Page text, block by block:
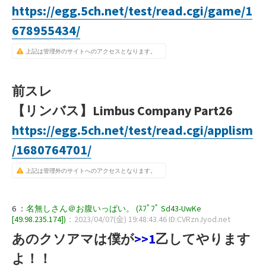
https://egg.5ch.net/test/read.cgi/game/1
678955434/
上記は管理外のサイトへのアクセスとなります。
前スレ
【リンバス】Limbus Company Part26
https://egg.5ch.net/test/read.cgi/applism
/1680764701/
上記は管理外のサイトへのアクセスとなります。
6 ： 名無しさん＠お腹いっぱい。 (ｽﾌﾟﾌﾟ Sd43-UwKe
[49.98.235.174]) ：2023/04/07(金) 19:48:43.46 ID:CVRznJyod.net
あのクソアマは僕が>>1乙してやります
よ！！